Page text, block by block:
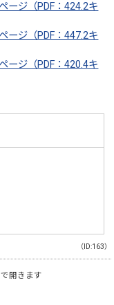
ージ（PDF：424.2キ
ージ（PDF：447.2キ
ージ（PDF：420.4キ
（ID:163）
開きます